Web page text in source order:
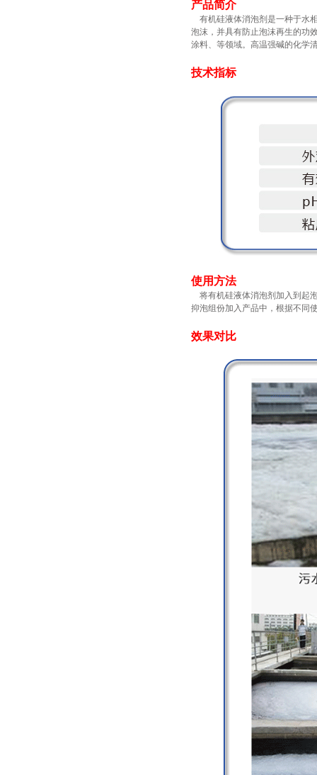
产品简介
有机硅液体消泡剂是一种于水相系
泡沫，并具有防止泡沫再生的功效
涂料、等领域。高温强碱的
技术指标
使用方法
将有机硅液体消泡剂加入到起泡体
抑泡组份加入产品中，根据不
效果对比